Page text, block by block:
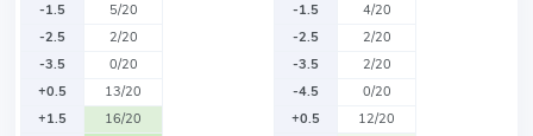
-1.5
5/20
-2.5
2/20
-3.5
0/20
+0.5
13/20
+1.5
16/20
-1.5
4/20
-2.5
2/20
-3.5
2/20
-4.5
0/20
+0.5
12/20